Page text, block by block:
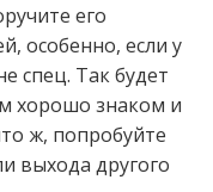
его
особенно, если у
спец. Так будет
хорошо знаком и
ж, попробуйте
выхода другого